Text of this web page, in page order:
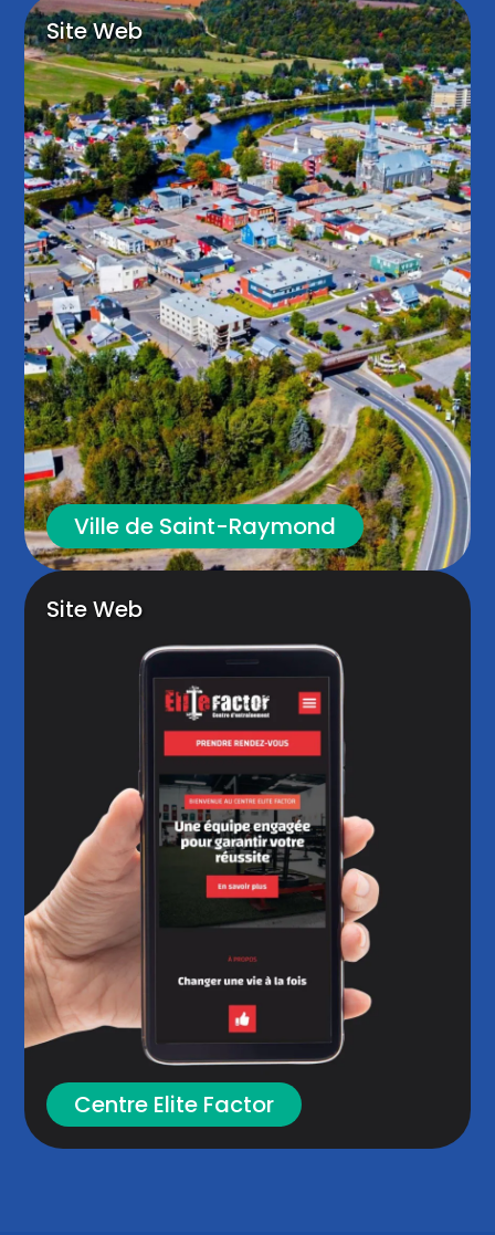
Site Web
Ville de Saint-Raymond
Site Web
Centre Elite Factor